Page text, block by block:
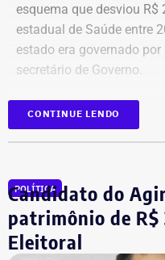
esquema que desviou R$
estadual de Saúde entre
estado era governado
secretário de Governo.
Com isso, a sentença
imediata execução da
Justiça Eleitoral, o órgão
Garotinho no Cadastro
de Improbidade
CONTINUE LENDO
POLÍTICA
Candidato do
patrimônio de R$
Eleitoral